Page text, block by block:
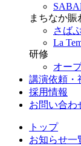
まちなか賑
さば
La
研修
オー
講演依頼・
採用情報
お問い合わ
トップ
お知らせ一